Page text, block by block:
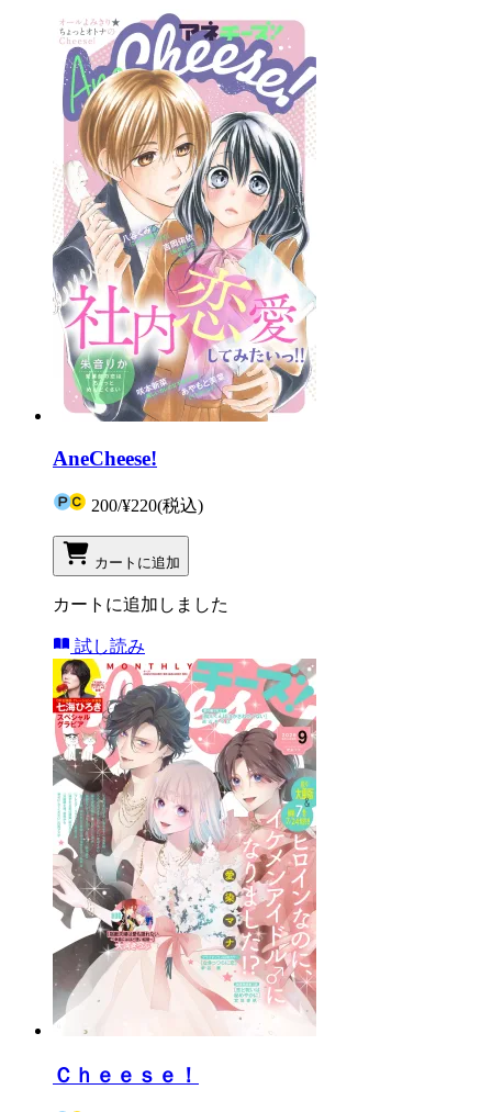
AneCheese!
200/¥220(税込)
カートに追加
カートに追加しました
試し読み
Ｃｈｅｅｓｅ！